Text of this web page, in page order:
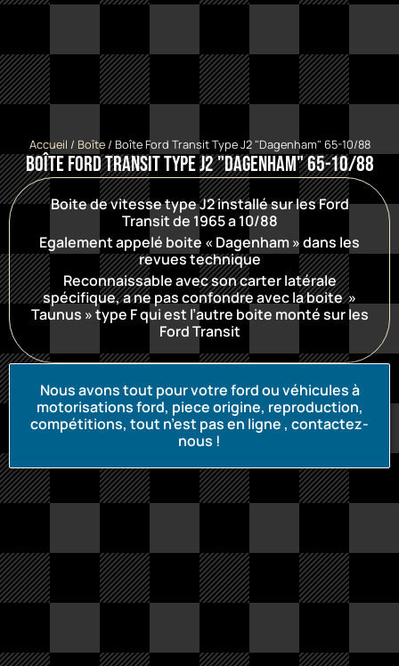
Accueil / Boîte/ Boîte Ford Transit Type J2 "Dagenham" 65-10/88
Boîte Ford Transit Type J2 "Dagenham" 65-10/88
Boite de vitesse type J2 installé sur les Ford
Transit de 1965 a 10/88
Egalement appelé boite « Dagenham » dans les
revues technique
Reconnaissable avec son carter latérale
spécifique, a ne pas confondre avec la boite »
Taunus » type F qui est l’autre boite monté sur les
Ford Transit
Nous avons tout pour votre ford ou véhicules à
motorisations ford, piece origine, reproduction,
compétitions, tout n’est pas en ligne , contactez-
nous !